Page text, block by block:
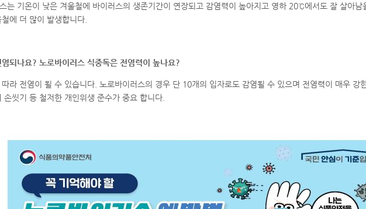
는 기온이 낮은 겨울철에 바이러스의 생존기간이 연장되고 감염력이 높아지고 영하 20℃에서도 잘 살아남
에 더 많이 발생합니다.
되나요? 노로바이러스 식중독은 전염력이 높나요?
라 전염이 될 수 있습니다. 노로바이러스의 경우 단 10개의 입자로도 감염될 수 있으며 전염력이 매우 강
손씻기 등 철저한 개인위생 준수가 중요 합니다.